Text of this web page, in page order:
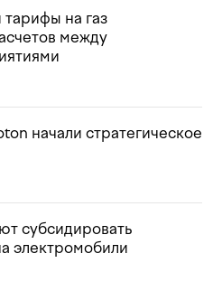
на газ
между
начали стратегическое
субсидировать
электромобили